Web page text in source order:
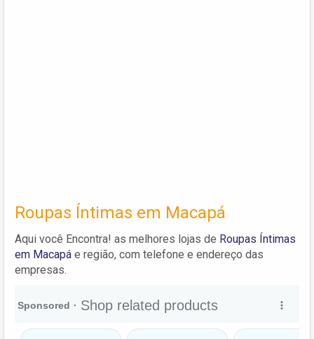
Roupas Íntimas em Macapá
Aqui você Encontra! as melhores lojas de Roupas Íntimas
em Macapá e região, com telefone e endereço das
empresas.